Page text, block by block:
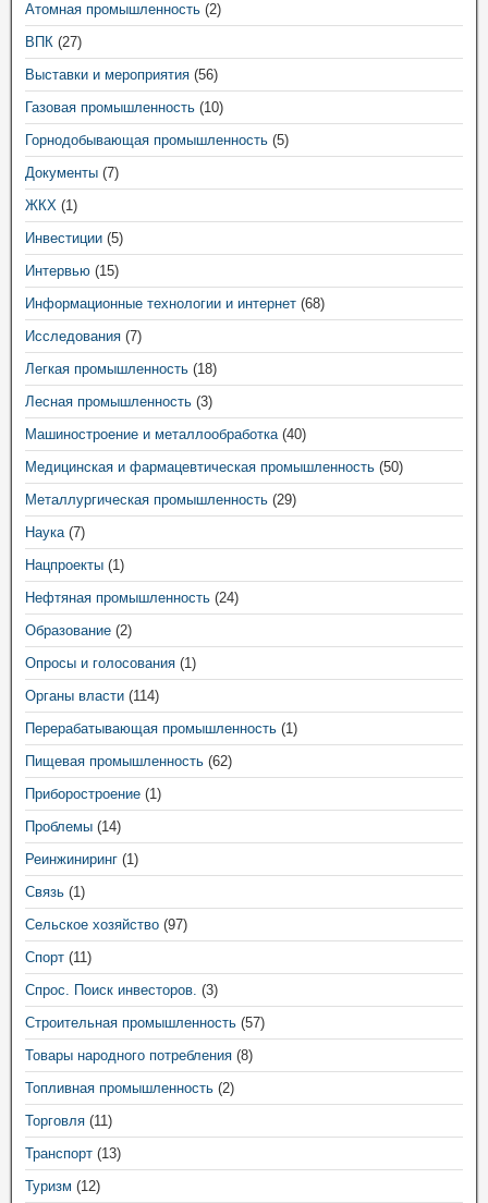
Атомная промышленность (2)
ВПК (27)
Выставки и мероприятия (56)
Газовая промышленность (10)
Горнодобывающая промышленность (5)
Документы (7)
ЖКХ (1)
Инвестиции (5)
Интервью (15)
Информационные технологии и интернет (68)
Исследования (7)
Легкая промышленность (18)
Лесная промышленность (3)
Машиностроение и металлообработка(40)
Медицинская и фармацевтическая промышленность (50)
Металлургическая промышленность (29)
Наука(7)
Нацпроекты (1)
Нефтяная промышленность (24)
Образование (2)
Опросы и голосования (1)
Органы власти (114)
Перерабатывающая промышленность (1)
Пищевая промышленность (62)
Приборостроение (1)
Проблемы (14)
Реинжиниринг (1)
Связь (1)
Сельское хозяйство (97)
Спорт (11)
Спрос. Поиск инвесторов. (3)
Строительная промышленность (57)
Товары народного потребления (8)
Топливная промышленность (2)
Торговля (11)
Транспорт (13)
Туризм (12)